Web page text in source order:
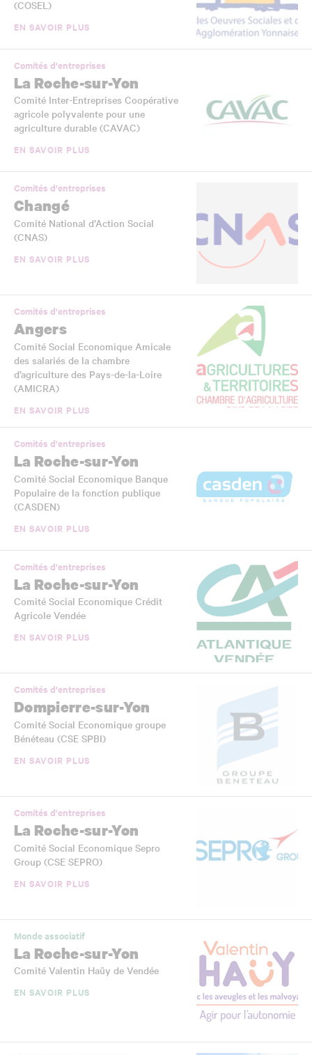
(COSEL)
EN SAVOIR PLUS
Comités d'entreprises
La Roche-sur-Yon
Comité Inter-Entreprises Coopérative
agricole polyvalente pour une
agriculture durable (CAVAC)
EN SAVOIR PLUS
Comités d'entreprises
Changé
Comité National d’Action Social
(CNAS)
EN SAVOIR PLUS
Comités d'entreprises
Angers
Comité Social Economique Amicale
des salariés de la chambre
d’agriculture des Pays-de-la-Loire
(AMICRA)
EN SAVOIR PLUS
Comités d'entreprises
La Roche-sur-Yon
Comité Social Economique Banque
Populaire de la fonction publique
(CASDEN)
EN SAVOIR PLUS
Comités d'entreprises
La Roche-sur-Yon
Comité Social Economique Crédit
Agricole Vendée
EN SAVOIR PLUS
Comités d'entreprises
Dompierre-sur-Yon
Comité Social Economique groupe
Bénéteau (CSE SPBI)
EN SAVOIR PLUS
Comités d'entreprises
La Roche-sur-Yon
Comité Social Economique Sepro
Group (CSE SEPRO)
EN SAVOIR PLUS
Monde associatif
La Roche-sur-Yon
Comité Valentin Haüy de Vendée
EN SAVOIR PLUS